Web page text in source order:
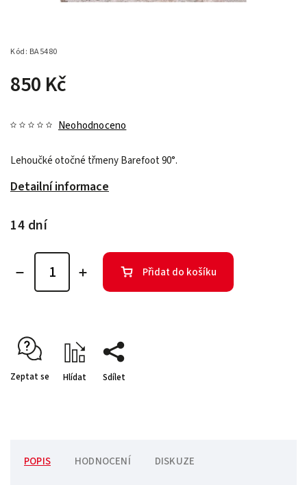
Kód: BA5480
850 Kč
Neohodnoceno
Lehoučké otočné třmeny Barefoot 90°.
Detailní informace
14 dní
Přidat do košíku
Zeptat se Hlídat Sdílet
POPIS HODNOCENÍ DISKUZE